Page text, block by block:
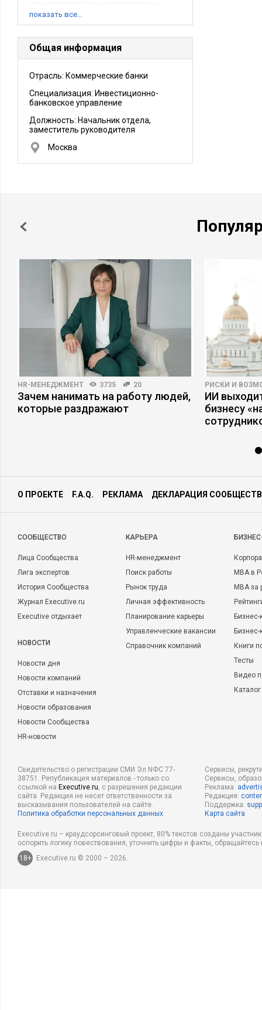
сложноструктурированных сделках,
показать все…
Общая информация
Отрасль: Коммерческие банки
Специализация: Инвестиционно-
банковское управление
Должность: Начальник отдела,
заместитель руководителя
Москва
HR-МЕНЕДЖМЕНТ 3735 20
Зачем нанимать на работу людей,
которые раздражают
РИСКИ И
ИИ
бизнесу
О ПРОЕКТЕ F.A.Q. РЕКЛАМА ДЕКЛАРАЦИЯ
CООБЩЕСТВО
Лица Сообщества
Лига экспертов
История Сообщества
Журнал Executive.ru
Executive отдыхает
НОВОСТИ
Новости дня
Новости компаний
Отставки и назначения
Новости образования
Новости Сообщества
HR-новости
КАРЬЕРА
HR-менеджмент
Поиск работы
Рынок труда
Личная эффективность
Планирование карьеры
Управленческие вакансии
Справочник компаний
MBA в
MBA
Бизнес-
Книги
Тесты
Видео
Свидетельство о регистрации СМИ Эл NФС 77-
38751. Републикация материалов - только со
ссылкой на Executive.ru, с разрешения редакции
сайта. Редакция не несет ответственности за
высказывания пользователей на сайте.
Политика обработки персональных данных
Сервисы,
Сервисы,
Реклама:
Редакция:
Поддержка:
Карта сайта
Executive.ru – краудсорсинговый проект, 80% текстов созданы
оспорить логику повествования, уточнить цифры и факты,
18+
Executive.ru © 2000 – 2026.